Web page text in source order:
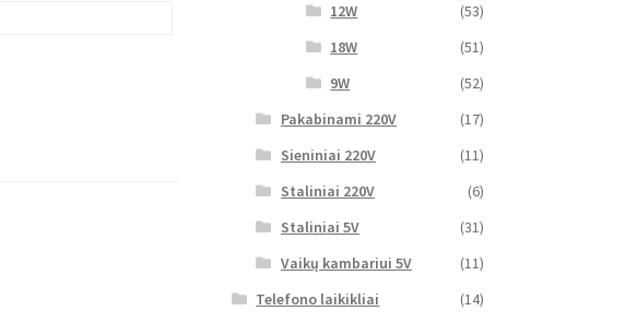
12W
(53)
18W
(51)
9W
(52)
Pakabinami 220V
(17)
Sieniniai 220V
(11)
Staliniai 220V
(6)
Staliniai 5V
(31)
Vaikų kambariui 5V
(11)
Telefono laikikliai
(14)